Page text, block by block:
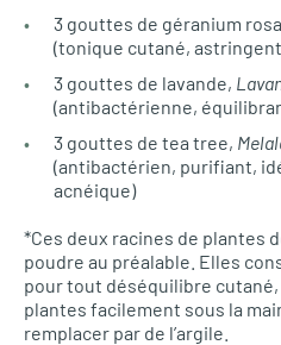
3 gouttes de géranium
(tonique cutané,
3 gouttes de lavande,
(antibactérienne,
3 gouttes de tea tree,
(antibactérien, purifiant,
acnéique)
*Ces deux racines de plantes
poudre au préalable. Elles
pour tout déséquilibre cutané,
plantes facilement sous la
remplacer par de l’argile.